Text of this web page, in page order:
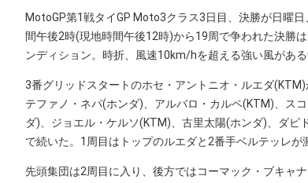
MotoGP第1戦タイGP Moto3クラス3日目、決勝が日曜
間午後2時(現地時間午後12時)から19周で争われた決勝
ンディション。時折、風速10km/hを超える強い風がある
3番グリッドスタートのホセ・アントニオ・ルエダ
テファノ・ネパ(ホンダ)、アルバロ・カルペ(KTM)、ス
ダ)、ジョエル・ケルソ(KTM)、古里太陽(ホンダ)、ダ
で続いた。1周目はトップのルエダと2番手ベルテッレが
先頭集団は2周目に入り、後方ではコーマック・ブキャ